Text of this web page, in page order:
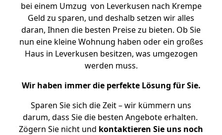
bei einem Umzug von Leverkusen nach Krempe
Geld zu sparen, und deshalb setzen wir alles
daran, Ihnen die besten Preise zu bieten. Ob Sie
nun eine kleine Wohnung haben oder ein großes
Haus in Leverkusen besitzen, was umgezogen
werden muss.
Wir haben immer die perfekte Lösung für Sie.
Sparen Sie sich die Zeit – wir kümmern uns
darum, dass Sie die besten Angebote erhalten.
Zögern Sie nicht und kontaktieren Sie uns noch